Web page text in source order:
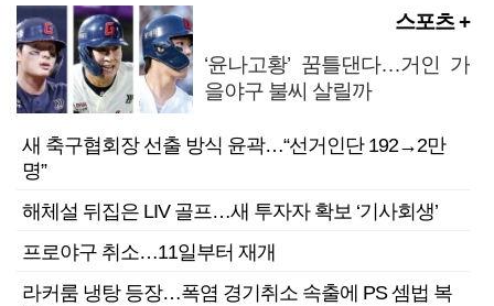
스포츠 +
‘윤나고황’ 꿈틀댄다…거인 가
을야구 불씨 살릴까
새 축구협회장 선출 방식 윤곽…“선거인단 192→2만
명”
해체설 뒤집은 LIV 골프…새 투자자 확보 ‘기사회생’
프로야구 취소…11일부터 재개
라커룸 냉탕 등장…폭염 경기취소 속출에 PS 셈법 복